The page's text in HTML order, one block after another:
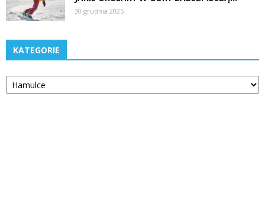
30 grudnia 2025
KATEGORIE
Kategorie